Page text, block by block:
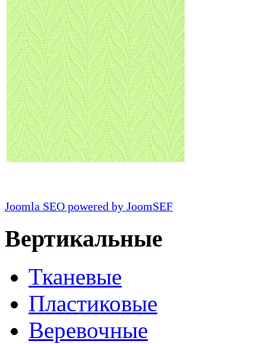
Joomla SEO powered by JoomSEF
Вертикальные
Тканевые
Пластиковые
Веревочные